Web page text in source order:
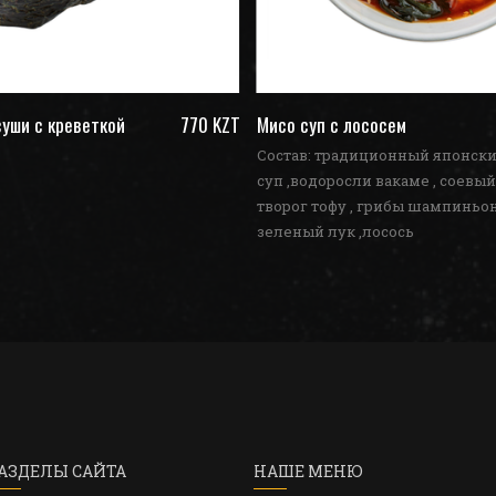
с креветкой 770 KZT Мисо суп с лососем
Состав: традиционный
суп ,водоросли вакаме , соевый
творог тофу , грибы
зеленый лук ,лосось
САЙТА НАШЕ МЕНЮ